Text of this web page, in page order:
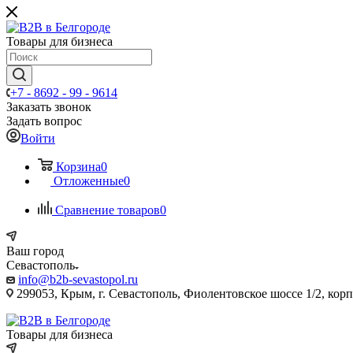
Товары для бизнеса
+7 - 8692 - 99 - 9614
Заказать звонок
Задать вопрос
Войти
Корзина0
Отложенные0
Сравнение товаров0
Ваш город
Севастополь
info@b2b-sevastopol.ru
299053, Крым, г. Севастополь, Фиолентовское шоссе 1/2,
Товары для бизнеса